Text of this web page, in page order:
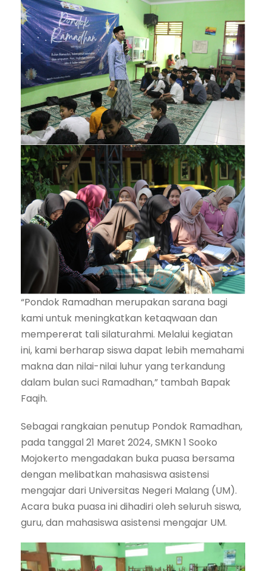
“Pondok Ramadhan merupakan sarana bagi
kami untuk meningkatkan ketaqwaan dan
mempererat tali silaturahmi. Melalui kegiatan
ini, kami berharap siswa dapat lebih memahami
makna dan nilai-nilai luhur yang terkandung
dalam bulan suci Ramadhan,” tambah Bapak
Faqih.
Sebagai rangkaian penutup Pondok Ramadhan,
pada tanggal 21 Maret 2024, SMKN 1 Sooko
Mojokerto mengadakan buka puasa bersama
dengan melibatkan mahasiswa asistensi
mengajar dari Universitas Negeri Malang (UM).
Acara buka puasa ini dihadiri oleh seluruh siswa,
guru, dan mahasiswa asistensi mengajar UM.